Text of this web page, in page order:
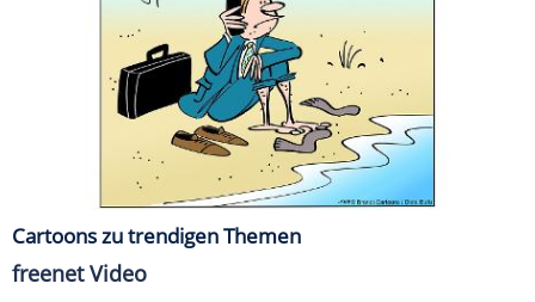
Cartoons zu trendigen Themen
freenet Video